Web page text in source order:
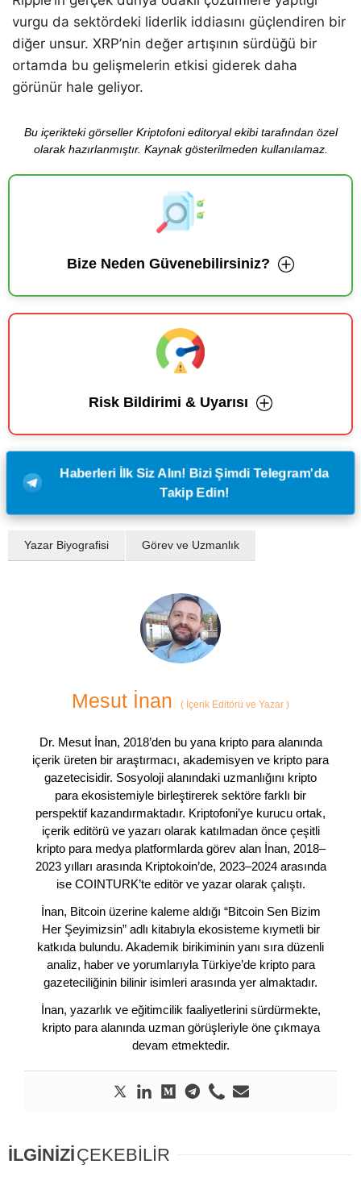
vurgu da sektördeki liderlik iddiasını güçlendiren bir
diğer unsur. XRP’nin değer artışının sürdüğü bir
ortamda bu gelişmelerin etkisi giderek daha
görünür hale geliyor.
Bu içerikteki görseller Kriptofoni editoryal ekibi tarafından özel
olarak hazırlanmıştır. Kaynak gösterilmeden kullanılamaz.
Bize Neden Güvenebilirsiniz?
Risk Bildirimi & Uyarısı
Haberleri İlk Siz Alın! Bizi Şimdi Telegram'da
Takip Edin!
Yazar Biyografisi Görev ve Uzmanlık
Mesut İnan ( İçerik Editörü ve Yazar )
Dr. Mesut İnan, 2018’den bu yana kripto para alanında
içerik üreten bir araştırmacı, akademisyen ve kripto para
gazetecisidir. Sosyoloji alanındaki uzmanlığını kripto
para ekosistemiyle birleştirerek sektöre farklı bir
perspektif kazandırmaktadır. Kriptofoni’ye kurucu ortak,
içerik editörü ve yazarı olarak katılmadan önce çeşitli
kripto para medya platformlarda görev alan İnan, 2018–
2023 yılları arasında Kriptokoin’de, 2023–2024 arasında
ise COINTURK’te editör ve yazar olarak çalıştı.
İnan, Bitcoin üzerine kaleme aldığı “Bitcoin Sen Bizim
Her Şeyimizsin” adlı kitabıyla ekosisteme kıymetli bir
katkıda bulundu. Akademik birikiminin yanı sıra düzenli
analiz, haber ve yorumlarıyla Türkiye’de kripto para
gazeteciliğinin bilinir isimleri arasında yer almaktadır.
İnan, yazarlık ve eğitimcilik faaliyetlerini sürdürmekte,
kripto para alanında uzman görüşleriyle öne çıkmaya
devam etmektedir.
İLGİNİZİÇEKEBİLİR